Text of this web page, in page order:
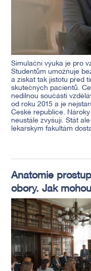
Simulační výuka je pro
Studentům umožňuje
a získat tak jistotu před
skutečných pacientů.
nedílnou součástí
od roku 2015 a je
České republice.
neustále zvyšují. Stát
lékařským fakultám
Anatomie
obory. Jak